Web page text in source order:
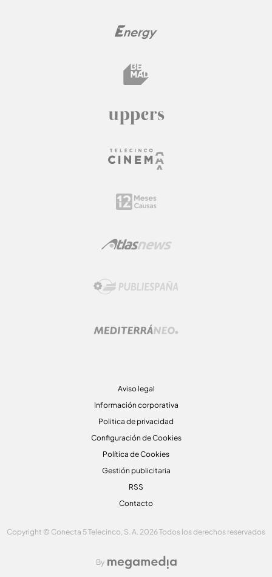
Aviso legal
Información corporativa
Politica de privacidad
Configuración de Cookies
Política de Cookies
Gestión publicitaria
RSS
Contacto
Copyright © Conecta 5 Telecinco, S. A. 2026 Todos los derechos reservados
By